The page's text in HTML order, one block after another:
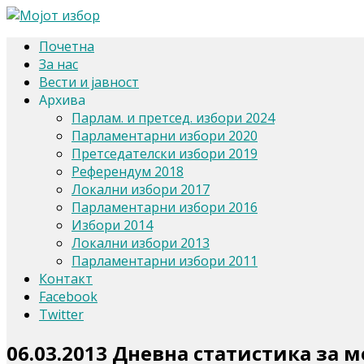
Почетна
За нас
Вести и јавност
Архива
Парлам. и претсед. избори 2024
Парламентарни избори 2020
Претседателски избори 2019
Референдум 2018
Локални избори 2017
Парламентарни избори 2016
Избори 2014
Локални избори 2013
Парламентарни избори 2011
Контакт
Facebook
Twitter
06.03.2013 Дневна статистика за